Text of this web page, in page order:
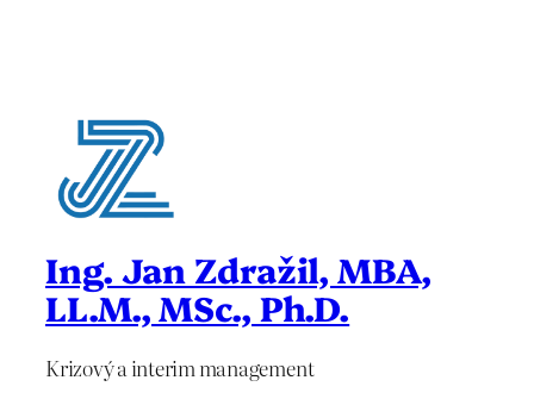
Ing. Jan Zdražil, MBA,
LL.M., MSc., Ph.D.
Krizový a interim management